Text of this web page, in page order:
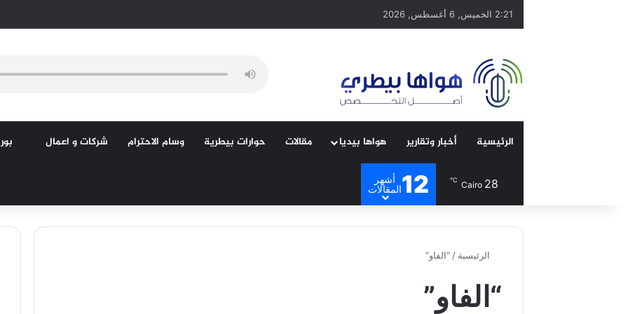
2:21 الخميس, 6 أغسطس, 2026
الرئيسية أخبار وتقارير هواها بيديا مقالات حوارات بيطرية وسام الاحترام شركات و اعمال
Cairo 28
℃
12
أشهر
المقالات
الرئيسية / “الفاو”
“الفاو”